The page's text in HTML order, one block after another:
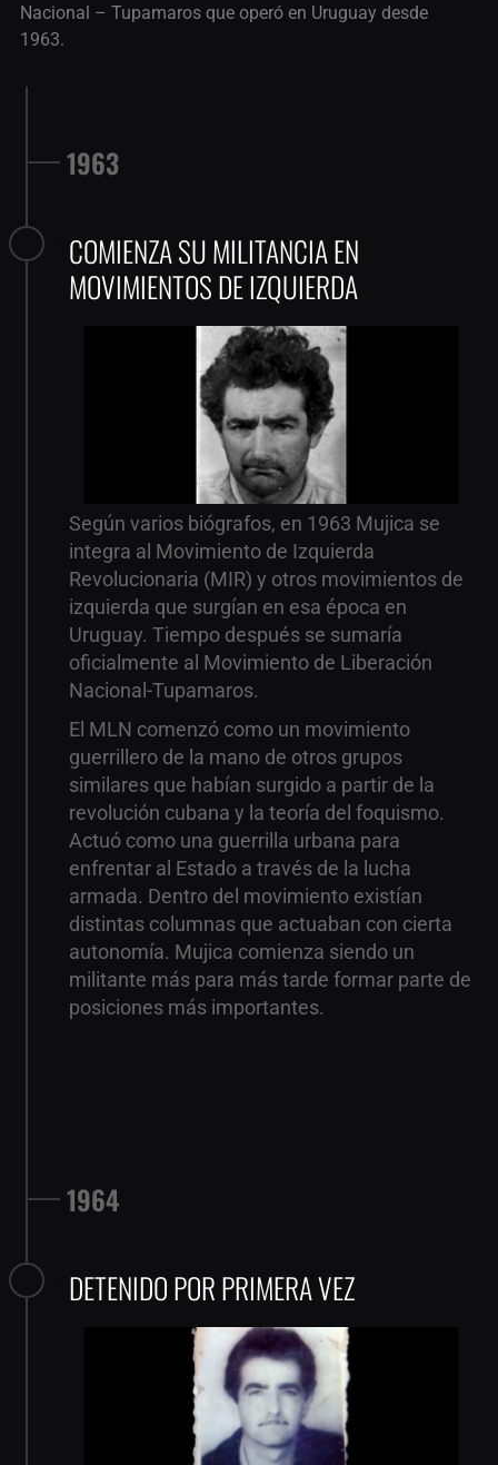
Nacional – Tupamaros que operó en Uruguay desde
1963.
1963
COMIENZA SU MILITANCIA EN
MOVIMIENTOS DE IZQUIERDA
Según varios biógrafos, en 1963 Mujica se
integra al Movimiento de Izquierda
Revolucionaria (MIR) y otros movimientos de
izquierda que surgían en esa época en
Uruguay. Tiempo después se sumaría
oficialmente al Movimiento de Liberación
Nacional-Tupamaros.
El MLN comenzó como un movimiento
guerrillero de la mano de otros grupos
similares que habían surgido a partir de la
revolución cubana y la teoría del foquismo.
Actuó como una guerrilla urbana para
enfrentar al Estado a través de la lucha
armada. Dentro del movimiento existían
distintas columnas que actuaban con cierta
autonomía. Mujica comienza siendo un
militante más para más tarde formar parte de
posiciones más importantes.
1964
DETENIDO POR PRIMERA VEZ